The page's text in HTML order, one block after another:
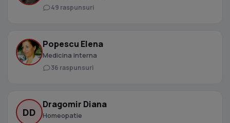
49 raspunsuri
Popescu Elena
Medicina interna
36 raspunsuri
DD
Dragomir Diana
Homeopatie